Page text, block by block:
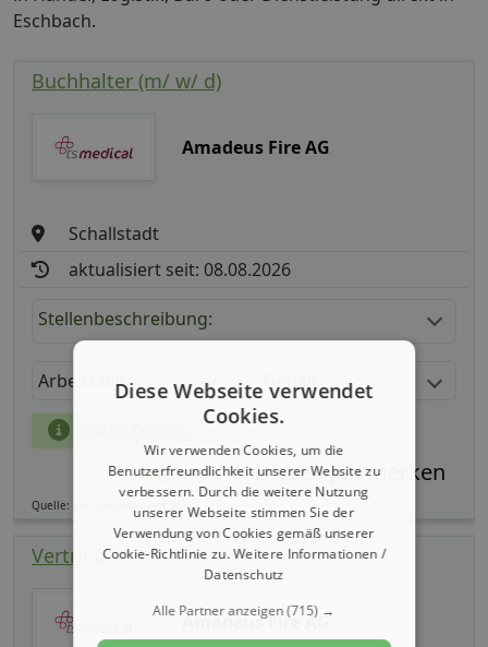
Eschbach.
Buchhalter (m/ w/ d)
Amadeus Fire AG
Schallstadt
aktualisiert seit: 08.08.2026
Stellenbeschreibung:
Arbeitszeit
Teilen
Quelle: germanpersonnel.de
Vertriebsinnendienst (m/ w/ d)
Amadeus Fire AG
Diese Webseite verwendet
Cookies.
Wir verwenden Cookies, um die
Benutzerfreundlichkeit unserer Website zu
verbessern. Durch die weitere Nutzung
unserer Webseite stimmen Sie der
Verwendung von Cookies gemäß unserer
Cookie-Richtlinie zu.Weitere Informationen /
Datenschutz
Alle Partner anzeigen(715) →